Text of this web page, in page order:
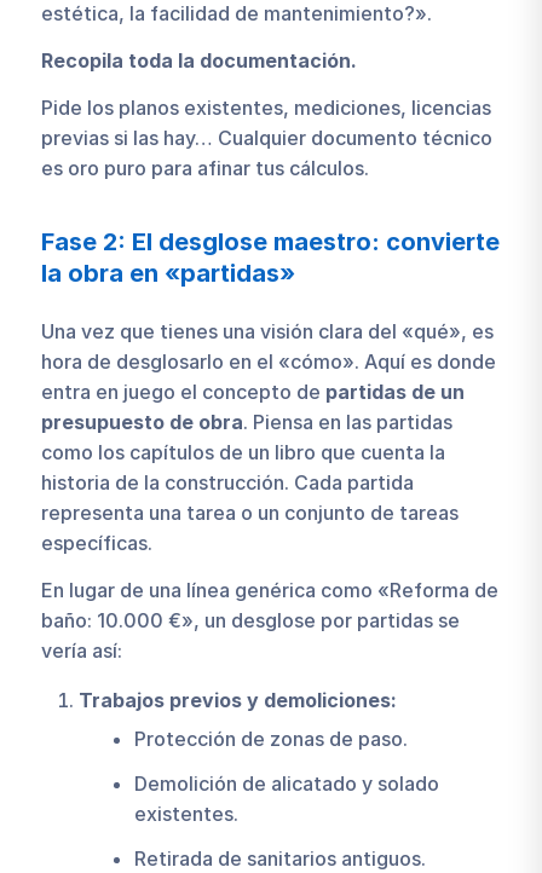
estética, la facilidad de mantenimiento?».
Recopila toda la documentación.
Pide los planos existentes, mediciones, licencias
previas si las hay… Cualquier documento técnico
es oro puro para afinar tus cálculos.
Fase 2: El desglose maestro: convierte
la obra en «partidas»
Una vez que tienes una visión clara del «qué», es
hora de desglosarlo en el «cómo». Aquí es donde
entra en juego el concepto de partidas de un
presupuesto de obra. Piensa en las partidas
como los capítulos de un libro que cuenta la
historia de la construcción. Cada partida
representa una tarea o un conjunto de tareas
específicas.
En lugar de una línea genérica como «Reforma de
baño: 10.000 €», un desglose por partidas se
vería así:
Trabajos previos y demoliciones:
Protección de zonas de paso.
Demolición de alicatado y solado
existentes.
Retirada de sanitarios antiguos.